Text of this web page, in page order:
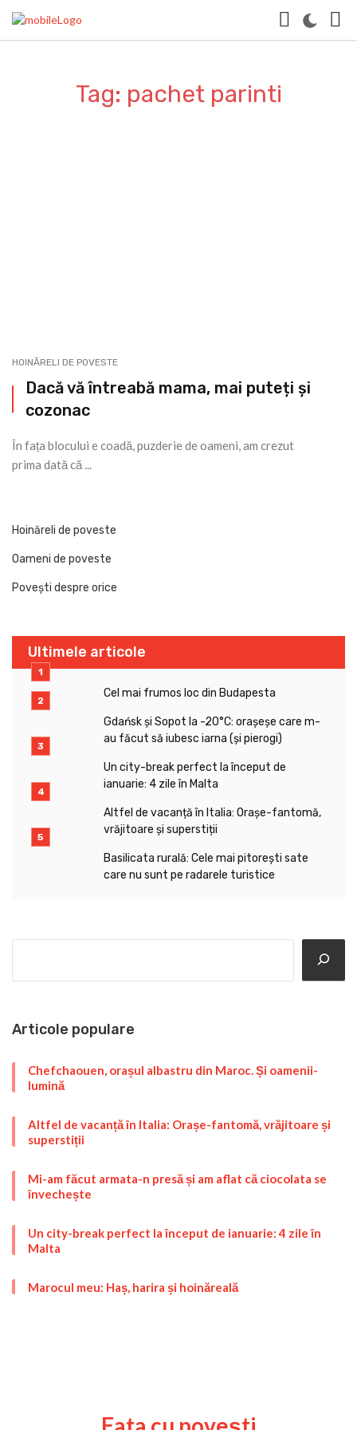
Tag: pachet parinti
HOINĂRELI DE POVESTE
Dacă vă întreabă mama, mai puteți și
cozonac
În fața blocului e coadă, puzderie de oameni, am crezut
prima dată că ...
Hoinăreli de poveste
Oameni de poveste
Povești despre orice
Ultimele articole
Cel mai frumos loc din Budapesta
Gdańsk și Sopot la -20°C: orașeșe care m-
au făcut să iubesc iarna (și pierogi)
Un city-break perfect la început de
ianuarie: 4 zile în Malta
Altfel de vacanță în Italia: Orașe-fantomă,
vrăjitoare și superstiții
Basilicata rurală: Cele mai pitorești sate
care nu sunt pe radarele turistice
Articole populare
Chefchaouen, orașul albastru din Maroc. Și oamenii-
lumină
Altfel de vacanță în Italia: Orașe-fantomă, vrăjitoare și
superstiții
Mi-am făcut armata-n presă și am aflat că ciocolata se
învechește
Un city-break perfect la început de ianuarie: 4 zile în
Malta
Marocul meu: Haș, harira și hoinăreală